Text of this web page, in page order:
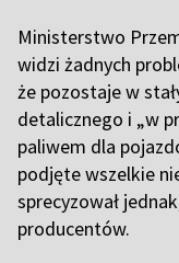
Ministerstwo
widzi żadnych
że pozostaje w
detalicznego i „w
paliwem dla
podjęte wszelkie
sprecyzował
producentów.